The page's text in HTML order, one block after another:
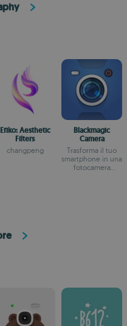
Efiko: Aesthetic
Filters
changpeng
Blackmagic
Camera
Trasforma il tuo
smartphone in una
fotocamera